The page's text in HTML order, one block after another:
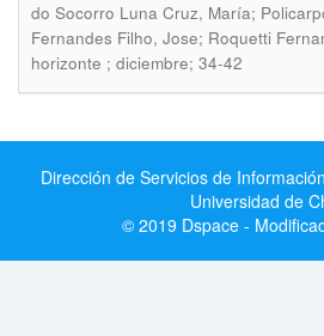
do Socorro Luna Cruz, María;
Fernandes Filho, Jose; Roquetti
horizonte ; diciembre; 34-42
Dirección de Servicios de
Universidad de
© 2019 Dspace -